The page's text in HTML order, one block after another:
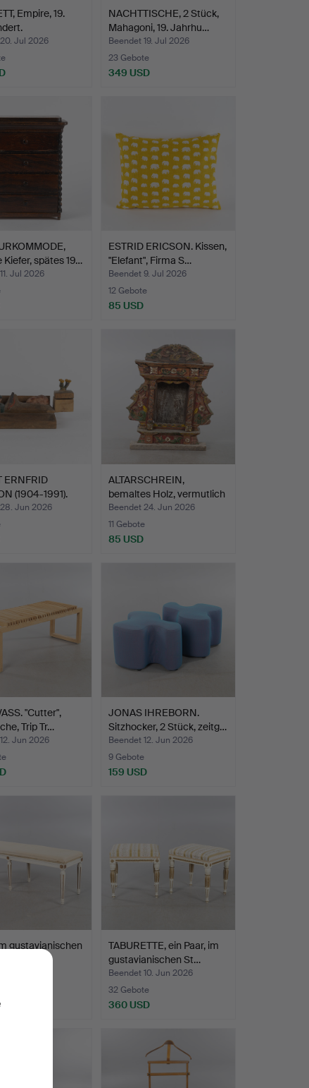
Empire, 19.
Jul 2026
NACHTTISCHE, 2 Stück,
Mahagoni, 19. Jahrhu…
Beendet 19. Jul 2026
23 Gebote
349 USD
Kiefer, spätes 19…
Jul 2026
ESTRID ERICSON. Kissen,
"Elefant", Firma S…
Beendet 9. Jul 2026
12 Gebote
85 USD
ERNFRID
(1904-1991).
Jun 2026
ALTARSCHREIN,
bemaltes Holz, vermutlich
Sü…
Beendet 24. Jun 2026
11 Gebote
85 USD
"Cutter",
Trip Tr…
Jun 2026
JONAS IHREBORN.
Sitzhocker, 2 Stück, zeitg…
Beendet 12. Jun 2026
9 Gebote
159 USD
gustavianischen
TABURETTE, ein Paar, im
gustavianischen St…
Beendet 10. Jun 2026
32 Gebote
360 USD